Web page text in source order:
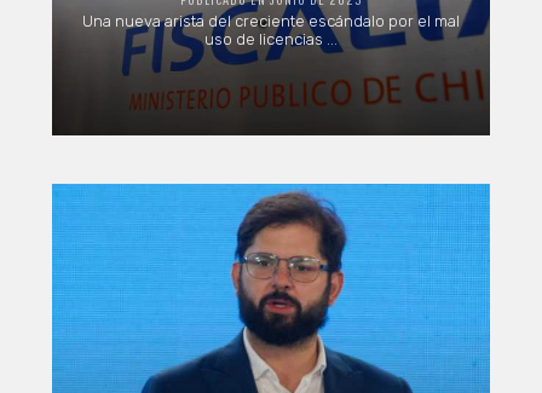
Una nueva arista del creciente escándalo por el mal
uso de licencias ...